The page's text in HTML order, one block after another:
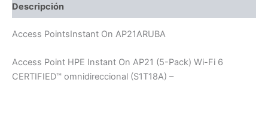
Descripción
Access PointsInstant On AP21ARUBA
Access Point HPE Instant On AP21 (5-Pack) Wi-Fi 6
CERTIFIED™ omnidireccional (S1T18A) –